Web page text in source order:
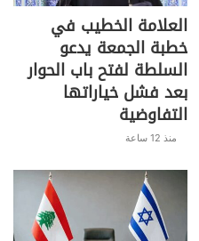
وتأليف لم يعلنا ‏رسمياً
عودته رغم المواقف
كلّ الإتجاهات في بيان
اليوم تحذيراً لتوجيه
الملزمة، مركّزة الى حين
اسم من مجموعة أسماء
‏والمناطق يتخلله مزيد
للقادة ‏الأمنيين أمس
سلمية الحراك في
العلامة الخطيب في
خطبة الجمعة يدعو
السلطة لفتح باب الحوار
بعد فشل خياراتها
التفاوضية
منذ 12 ساعة